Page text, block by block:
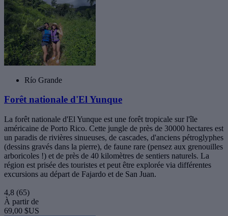
Río Grande
Forêt nationale d'El Yunque
La forêt nationale d'El Yunque est une forêt tropicale sur l'île
américaine de Porto Rico. Cette jungle de près de 30000 hectares est
un paradis de rivières sinueuses, de cascades, d'anciens pétroglyphes
(dessins gravés dans la pierre), de faune rare (pensez aux grenouilles
arboricoles !) et de près de 40 kilomètres de sentiers naturels. La
région est prisée des touristes et peut être explorée via différentes
excursions au départ de Fajardo et de San Juan.
4,8 (65)
À partir de
69,00 $US